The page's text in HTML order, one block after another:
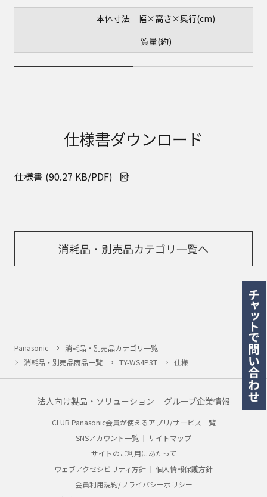
本体寸法 幅×高さ×奥行(cm)
質量(約)
仕様書ダウンロード
仕様書 (90.27 KB/PDF)
消耗品・別売品カテゴリ一覧へ
Panasonic
消耗品・別売品カテゴリ一覧
消耗品・別売品商品一覧
TY-WS4P3T 仕様
法人向け製品・ソリューション グループ企業情報
CLUB Panasonic会員が使えるアプリ/サービス一覧
SNSアカウント一覧
サイトマップ
サイトのご利用にあたって
ウェブアクセシビリティ方針
個人情報保護方針
会員利用規約/プライバシーポリシー